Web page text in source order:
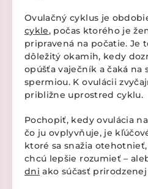
Ovulačný cyklus je
cykle, počas ktorého je
pripravená na počatie. Je
dôležitý okamih, kedy
opúšťa vaječník a čaká na
spermiou. K ovulácii
približne uprostred cyklu.
Pochopiť, kedy ovulácia
čo ju ovplyvňuje, je
ktoré sa snažia
chcú lepšie rozumieť –
dni ako súčasť